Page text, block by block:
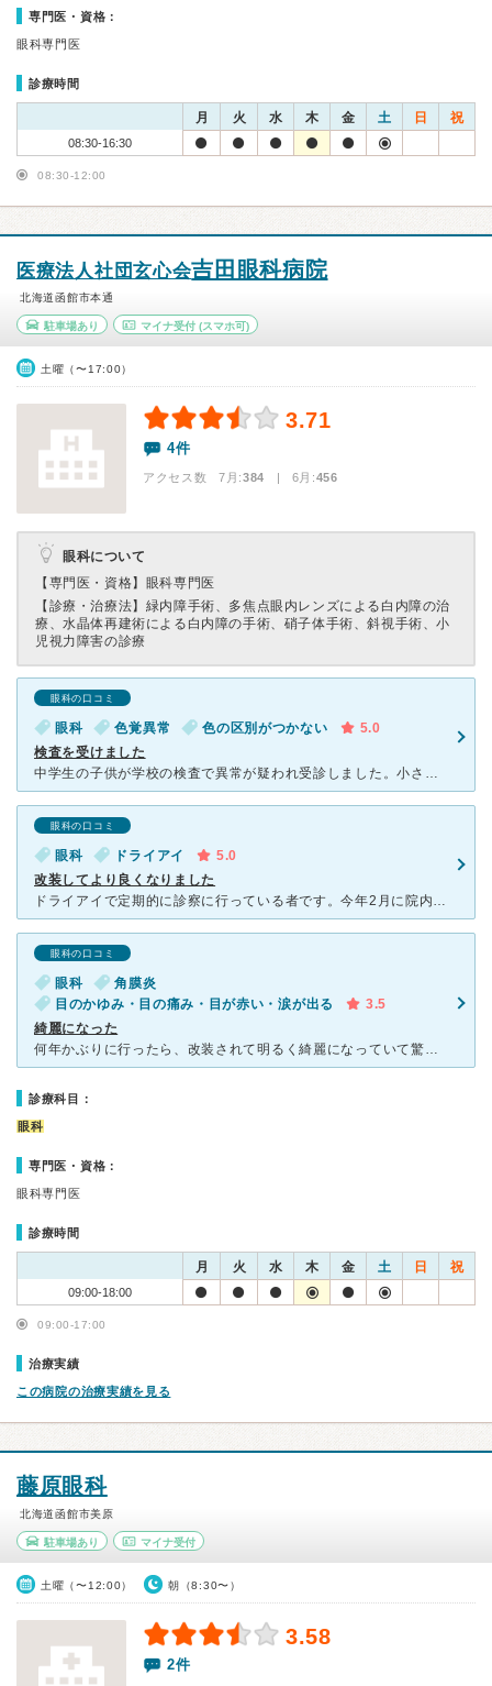
専門医・資格：
眼科専門医
診療時間
月 火 水 木 金 土 日 祝
08:30-16:30
08:30-12:00
医療法人社団玄心会吉田眼科病院
北海道函館市本通
駐車場あり マイナ受付(スマホ可)
土曜（〜17:00）
3.71
4件
アクセス数 7月:384 | 6月:456
眼科について
【専門医・資格】 眼科専門医
【診療・治療法】 緑内障手術、多焦点眼内レンズによる白内障の治
療、水晶体再建術による白内障の手術、硝子体手術、斜視手術、小
児視力障害の診療
眼科の口コミ
眼科 色覚異常 色の区別がつかない
5.0
検査を受けました
中学生の子供が学校の検査で異常が疑われ受診しました。小さい頃から色の見え方に不安がありましたが、受診を迷っていました。吉田眼科さんは昔から有名なので今回は迷いなくこちらを受診しました。待合室はとても混
眼科の口コミ
眼科 ドライアイ
5.0
改装してより良くなりました
ドライアイで定期的に診察に行っている者です。今年2月に院内がリニューアルして、診察室や待合室がとっても過ごしやすく、待ちやすくなりました。先生や看護婦さんも言葉掛けや案内も優しく、安心して受診すること
眼科の口コミ
眼科
角膜炎
目のかゆみ・目の痛み・目が赤い・涙が出る
3.5
綺麗になった
何年かぶりに行ったら、改装されて明るく綺麗になっていて驚きました。開放感のある広々とした空間になっていました。 あと、びっくりするほど混んでいました。 診察に関しては、早く簡潔に、って感じでした。
診療科目：
眼科
専門医・資格：
眼科専門医
診療時間
月 火 水 木 金 土 日 祝
09:00-18:00
09:00-17:00
治療実績
この病院の治療実績を見る
藤原眼科
北海道函館市美原
駐車場あり マイナ受付
土曜（〜12:00） 朝（8:30〜）
3.58
2件